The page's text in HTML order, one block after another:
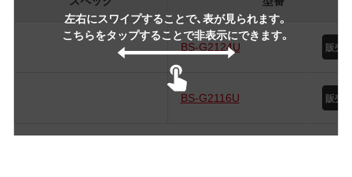
左右にスワイプすることで、表が見られます。
こちらをタップすることで非表示にできます。
BS-G2124U
BS-G2116U